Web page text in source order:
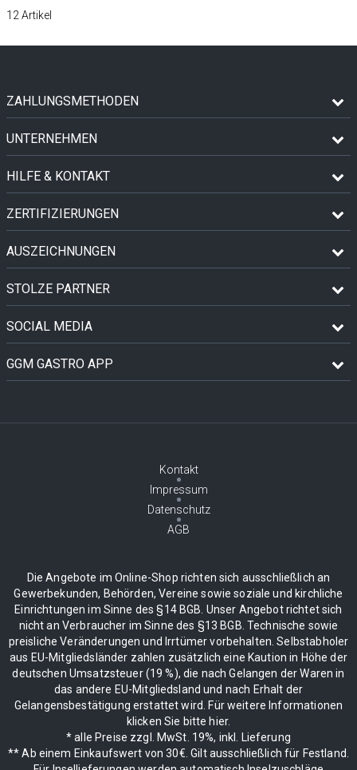
12 Artikel
ZAHLUNGSMETHODEN
UNTERNEHMEN
HILFE & KONTAKT
ZERTIFIZIERUNGEN
AUSZEICHNUNGEN
STOLZE PARTNER
SOCIAL MEDIA
GGM GASTRO APP
Kontakt
Impressum
Datenschutz
AGB
Die Angebote im Online-Shop richten sich ausschließlich an
Gewerbekunden, Behörden, Vereine sowie soziale und kirchliche
Einrichtungen im Sinne des §14 BGB. Unser Angebot richtet sich
nicht an Verbraucher im Sinne des §13 BGB. Technische sowie
preisliche Veränderungen und Irrtümer vorbehalten. Selbstabholer
aus EU-Mitgliedsländer zahlen zusätzlich eine Kaution in Höhe der
deutschen Umsatzsteuer (19 %), die nach Gelangen der Waren in
das andere EU-Mitgliedsland und nach Erhalt der
Gelangensbestätigung erstattet wird. Für weitere Informationen
klicken Sie bitte hier.
* alle Preise zzgl. MwSt. 19%, inkl. Lieferung
** Ab einem Einkaufswert von 30€. Gilt ausschließlich für Festland.